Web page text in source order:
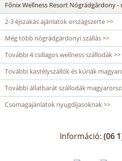
Főnix Wellness Resort Nógrádgárdony
2-3 éjszakás ajánlatok országszerte >>
Még több nógrádgárdonyi szállás >>
További 4 csillagos wellness szállodák >>
További kastélyszállók és kúriák
További állatbarát szállodák
Csomagajánlatok nyugdíjasoknak >>
Információ: (06